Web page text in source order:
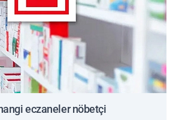
eczaneler nöbetçi